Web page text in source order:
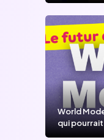
World
qui pourrait